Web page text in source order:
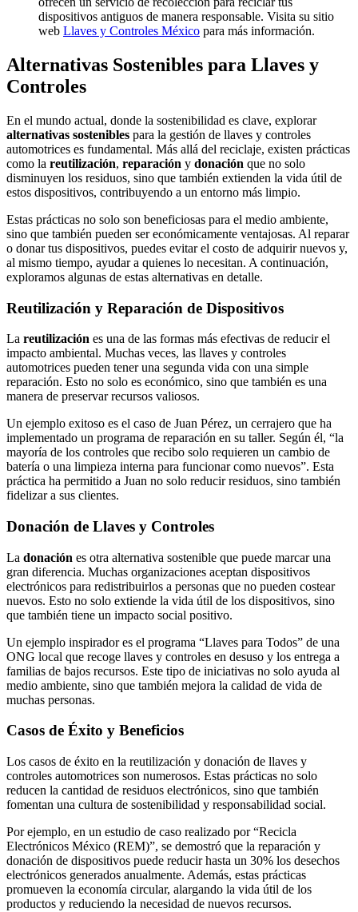
dispositivos antiguos de manera responsable. Visita su sitio
web Llaves y Controles México para más información.
Alternativas Sostenibles para Llaves y
Controles
En el mundo actual, donde la sostenibilidad es clave, explorar
alternativas sostenibles para la gestión de llaves y controles
automotrices es fundamental. Más allá del reciclaje, existen prácticas
como la reutilización, reparación y donación que no solo
disminuyen los residuos, sino que también extienden la vida útil de
estos dispositivos, contribuyendo a un entorno más limpio.
Estas prácticas no solo son beneficiosas para el medio ambiente,
sino que también pueden ser económicamente ventajosas. Al reparar
o donar tus dispositivos, puedes evitar el costo de adquirir nuevos y,
al mismo tiempo, ayudar a quienes lo necesitan. A continuación,
exploramos algunas de estas alternativas en detalle.
Reutilización y Reparación de Dispositivos
La reutilización es una de las formas más efectivas de reducir el
impacto ambiental. Muchas veces, las llaves y controles
automotrices pueden tener una segunda vida con una simple
reparación. Esto no solo es económico, sino que también es una
manera de preservar recursos valiosos.
Un ejemplo exitoso es el caso de Juan Pérez, un cerrajero que ha
implementado un programa de reparación en su taller. Según él, “la
mayoría de los controles que recibo solo requieren un cambio de
batería o una limpieza interna para funcionar como nuevos”. Esta
práctica ha permitido a Juan no solo reducir residuos, sino también
fidelizar a sus clientes.
Donación de Llaves y Controles
La donación es otra alternativa sostenible que puede marcar una
gran diferencia. Muchas organizaciones aceptan dispositivos
electrónicos para redistribuirlos a personas que no pueden costear
nuevos. Esto no solo extiende la vida útil de los dispositivos, sino
que también tiene un impacto social positivo.
Un ejemplo inspirador es el programa “Llaves para Todos” de una
ONG local que recoge llaves y controles en desuso y los entrega a
familias de bajos recursos. Este tipo de iniciativas no solo ayuda al
medio ambiente, sino que también mejora la calidad de vida de
muchas personas.
Casos de Éxito y Beneficios
Los casos de éxito en la reutilización y donación de llaves y
controles automotrices son numerosos. Estas prácticas no solo
reducen la cantidad de residuos electrónicos, sino que también
fomentan una cultura de sostenibilidad y responsabilidad social.
Por ejemplo, en un estudio de caso realizado por “Recicla
Electrónicos México (REM)”, se demostró que la reparación y
donación de dispositivos puede reducir hasta un 30% los desechos
electrónicos generados anualmente. Además, estas prácticas
promueven la economía circular, alargando la vida útil de los
productos y reduciendo la necesidad de nuevos recursos.